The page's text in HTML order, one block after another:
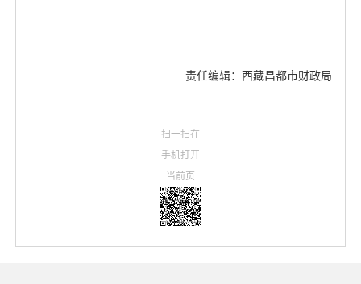
责任编辑：西藏昌都市财政局
扫一扫在
手机打开
当前页